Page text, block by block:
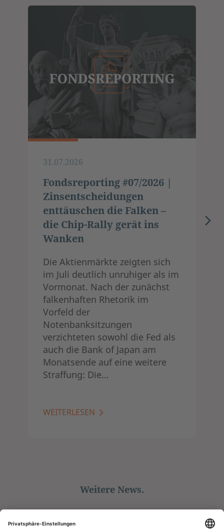
31.07.2026
Fondsreporting #07/2026 |
Zinsentscheidungen
enttäuschen die Falken –
die Chip-Rally gerät ins
Wanken
Die Aktienmärkte zeigten sich
im Juli deutlich unruhiger als im
Vormonat. Nach der zunächst
falkenhaften Rhetorik im
Vorfeld der
Notenbanksitzungen
verzichteten sowohl die Fed als
auch die Bank of Japan am
Monatsende auf eine weitere
Straffung: Die…
WEITERLESEN
Weitere News.